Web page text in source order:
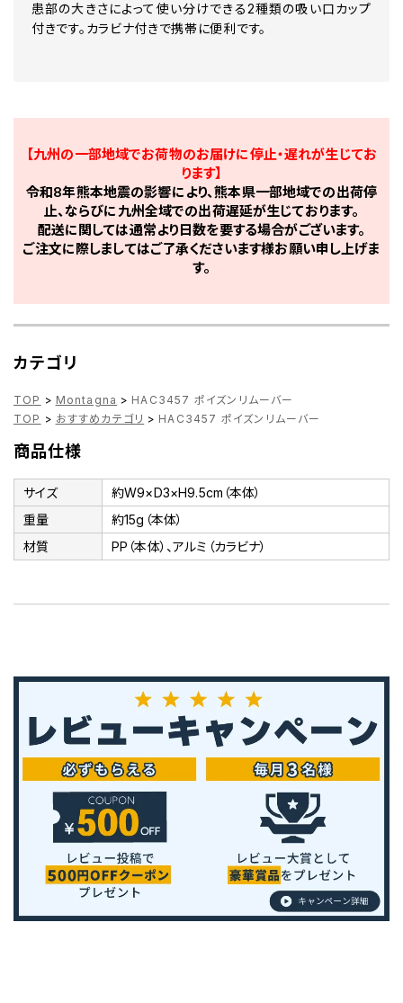
患部の大きさによって使い分けできる2種類の吸い口カップ
付きです。カラビナ付きで携帯に便利です。
【九州の一部地域でお荷物のお届けに停止・遅れが生じてお
ります】
令和8年熊本地震の影響により、熊本県一部地域での出荷停
止、ならびに九州全域での出荷遅延が生じております。
配送に関しては通常より日数を要する場合がございます。
ご注文に際しましてはご了承くださいます様お願い申し上げま
す。
カテゴリ
TOP > Montagna > HAC3457 ポイズンリムーバー
TOP > おすすめカテゴリ > HAC3457 ポイズンリムーバー
商品仕様
サイズ
約W9×D3×H9.5cm（本体）
重量
約15g（本体）
材質
PP（本体）、アルミ（カラビナ）